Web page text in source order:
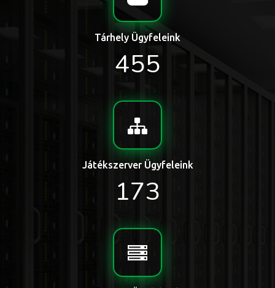
Tárhely Ügyfeleink
455
Játékszerver Ügyfeleink
173